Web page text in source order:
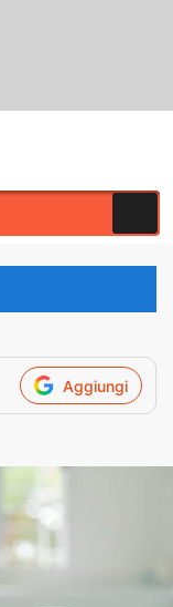
Aggiungi